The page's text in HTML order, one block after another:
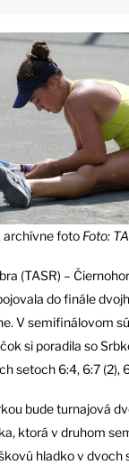
archívne foto Foto:
(TASR) –
do finále
V semifinálovom
si poradila so
setoch 6:4, 6:7 (2),
bude turnajová
ktorá v druhom
hladko v dvoch